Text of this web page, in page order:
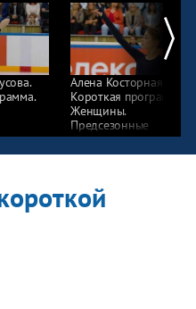
Алена Косторная.
Короткая программа.
Женщины.
Предсезонные
контрольные прокаты
по фигурному катанию